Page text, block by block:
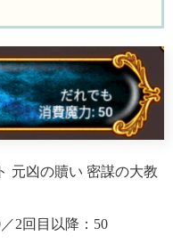
元凶の贖い 密謀の大教
2回目以降：50